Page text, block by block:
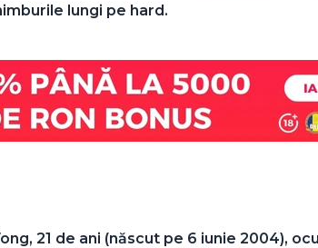
lungi pe hard.
21 de ani (născut pe 6 iunie 2004),